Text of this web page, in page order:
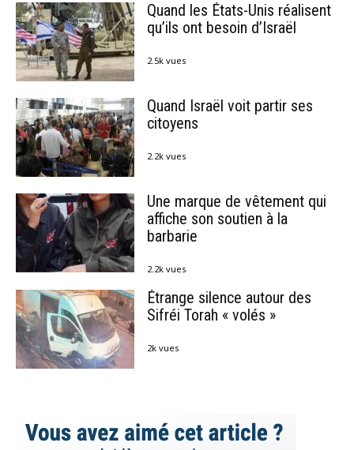
Quand les États-Unis réalisent
qu’ils ont besoin d’Israël
2.5k vues
Quand Israël voit partir ses
citoyens
2.2k vues
Une marque de vêtement qui
affiche son soutien à la
barbarie
2.2k vues
Étrange silence autour des
Sifréi Torah « volés »
2k vues